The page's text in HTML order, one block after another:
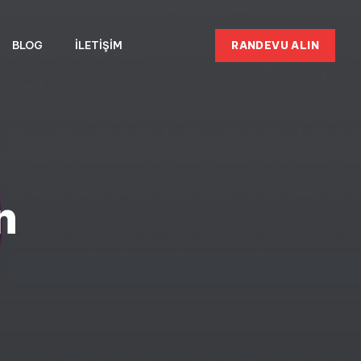
BLOG İLETIŞIM RANDEVU ALIN